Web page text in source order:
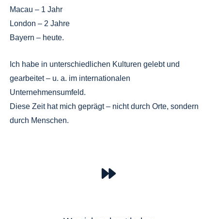
Macau – 1 Jahr
London – 2 Jahre
Bayern – heute.
Ich habe in unterschiedlichen Kulturen gelebt und
gearbeitet – u. a. im internationalen
Unternehmensumfeld.
Diese Zeit hat mich geprägt – nicht durch Orte, sondern
durch Menschen.